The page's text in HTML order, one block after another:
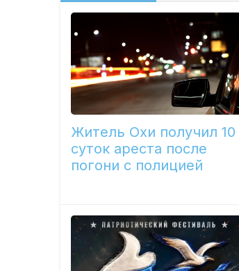
Житель Охи получил 10
суток ареста после
погони с полицией